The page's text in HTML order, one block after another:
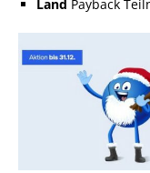
Land Payback